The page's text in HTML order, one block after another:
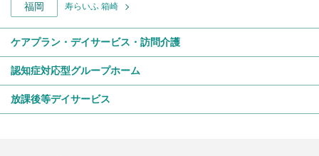
福岡 寿らいふ 箱崎
ケアプラン・デイサービス・訪問介護
認知症対応型グループホーム
放課後等デイサービス